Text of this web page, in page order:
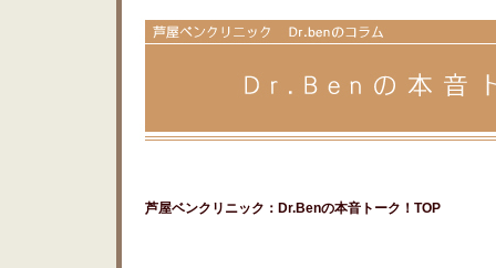
芦屋ベンクリニック：Dr.Benの本音トーク！TOP